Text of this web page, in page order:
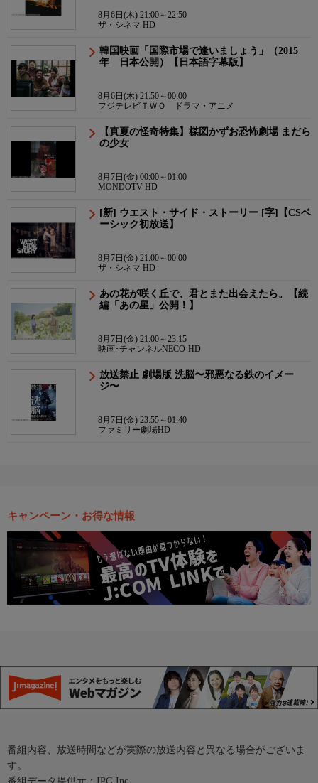
8月6日(木) 21:00～22:50
ザ・シネマ HD
韓国映画「国際市場で逢いましょう」（2015
年 日本公開）【日本語字幕版】
8月6日(木) 21:50～00:00
フジテレビＴＷＯ ドラマ・アニメ
【真夏の怪奇特集】楳図かずお恐怖劇場 まだら
の少女
8月7日(金) 00:00～01:00
MONDOTV HD
[新] ウエスト・サイド・ストーリー [字]【CSベ
ーシック初放送】
8月7日(金) 21:00～00:00
ザ・シネマ HD
あの花が咲く丘で、君とまた出会えたら。【続
編「あの星」公開！】
8月7日(金) 21:00～23:15
映画･チャンネルNECO-HD
放送禁止 劇場版 洗脳〜邪悪なる鉄のイメー
ジ〜
8月7日(金) 23:55～01:40
ファミリー劇場HD
キャンペーン・お得な情報
番組内容、放送時間などが実際の放送内容と異なる場合がございま
す。